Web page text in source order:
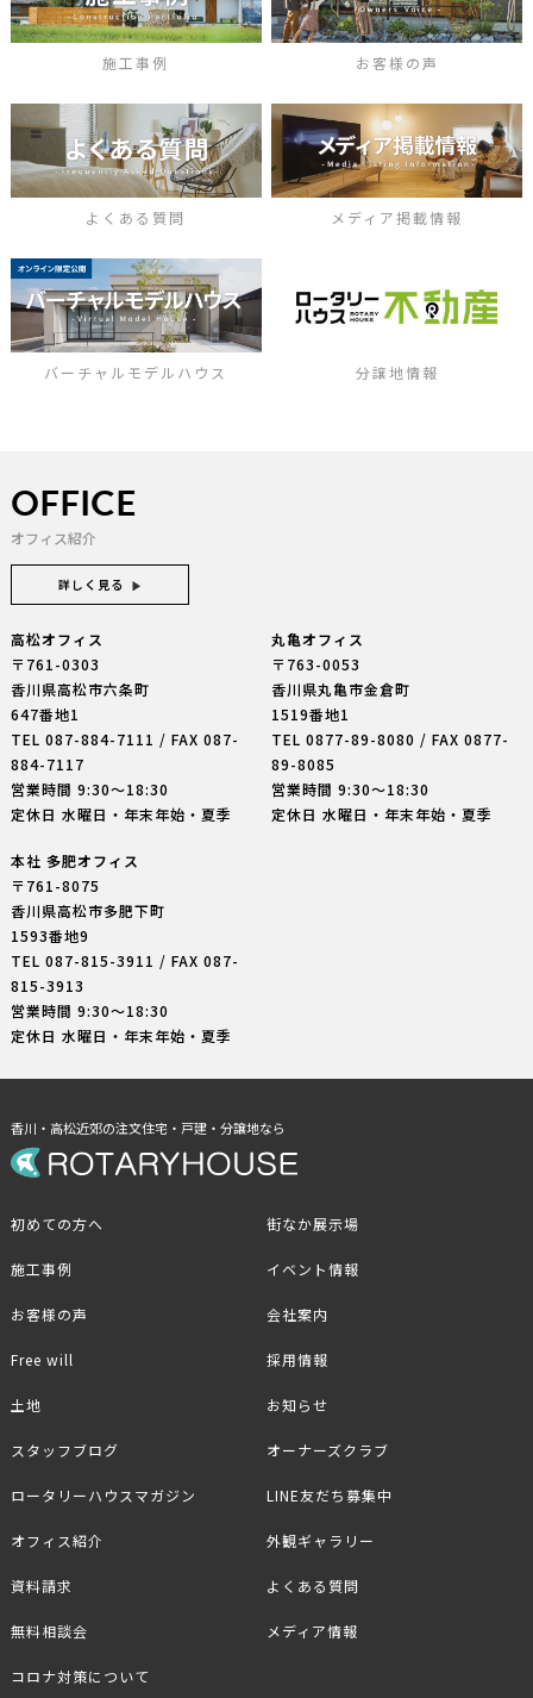
施工事例 お客様の声
よくある質問 メディア掲載情報
バーチャルモデルハウス 分譲地情報
OFFICE
オフィス紹介
詳しく見る
高松オフィス
〒761-0303
香川県高松市六条町
647番地1
TEL 087-884-7111 / FAX 087-
884-7117
営業時間 9:30〜18:30
定休日 水曜日・年末年始・夏季
丸亀オフィス
〒763-0053
香川県丸亀市金倉町
1519番地1
TEL0877-89-8080 / FAX 0877-
89-8085
営業時間 9:30〜18:30
定休日 水曜日・年末年始・夏季
本社 多肥オフィス
〒761-8075
香川県高松市多肥下町
1593番地9
TEL 087-815-3911 / FAX 087-
815-3913
営業時間 9:30〜18:30
定休日 水曜日・年末年始・夏季
香川・高松近郊の注文住宅・戸建・分譲地なら
初めての方へ
施工事例
お客様の声
Free will
土地
街なか展示場
イベント情報
会社案内
採用情報
お知らせ
スタッフブログ
ロータリーハウスマガジン
オフィス紹介
資料請求
無料相談会
オーナーズクラブ
LINE友だち募集中
外観ギャラリー
よくある質問
メディア情報
コロナ対策について